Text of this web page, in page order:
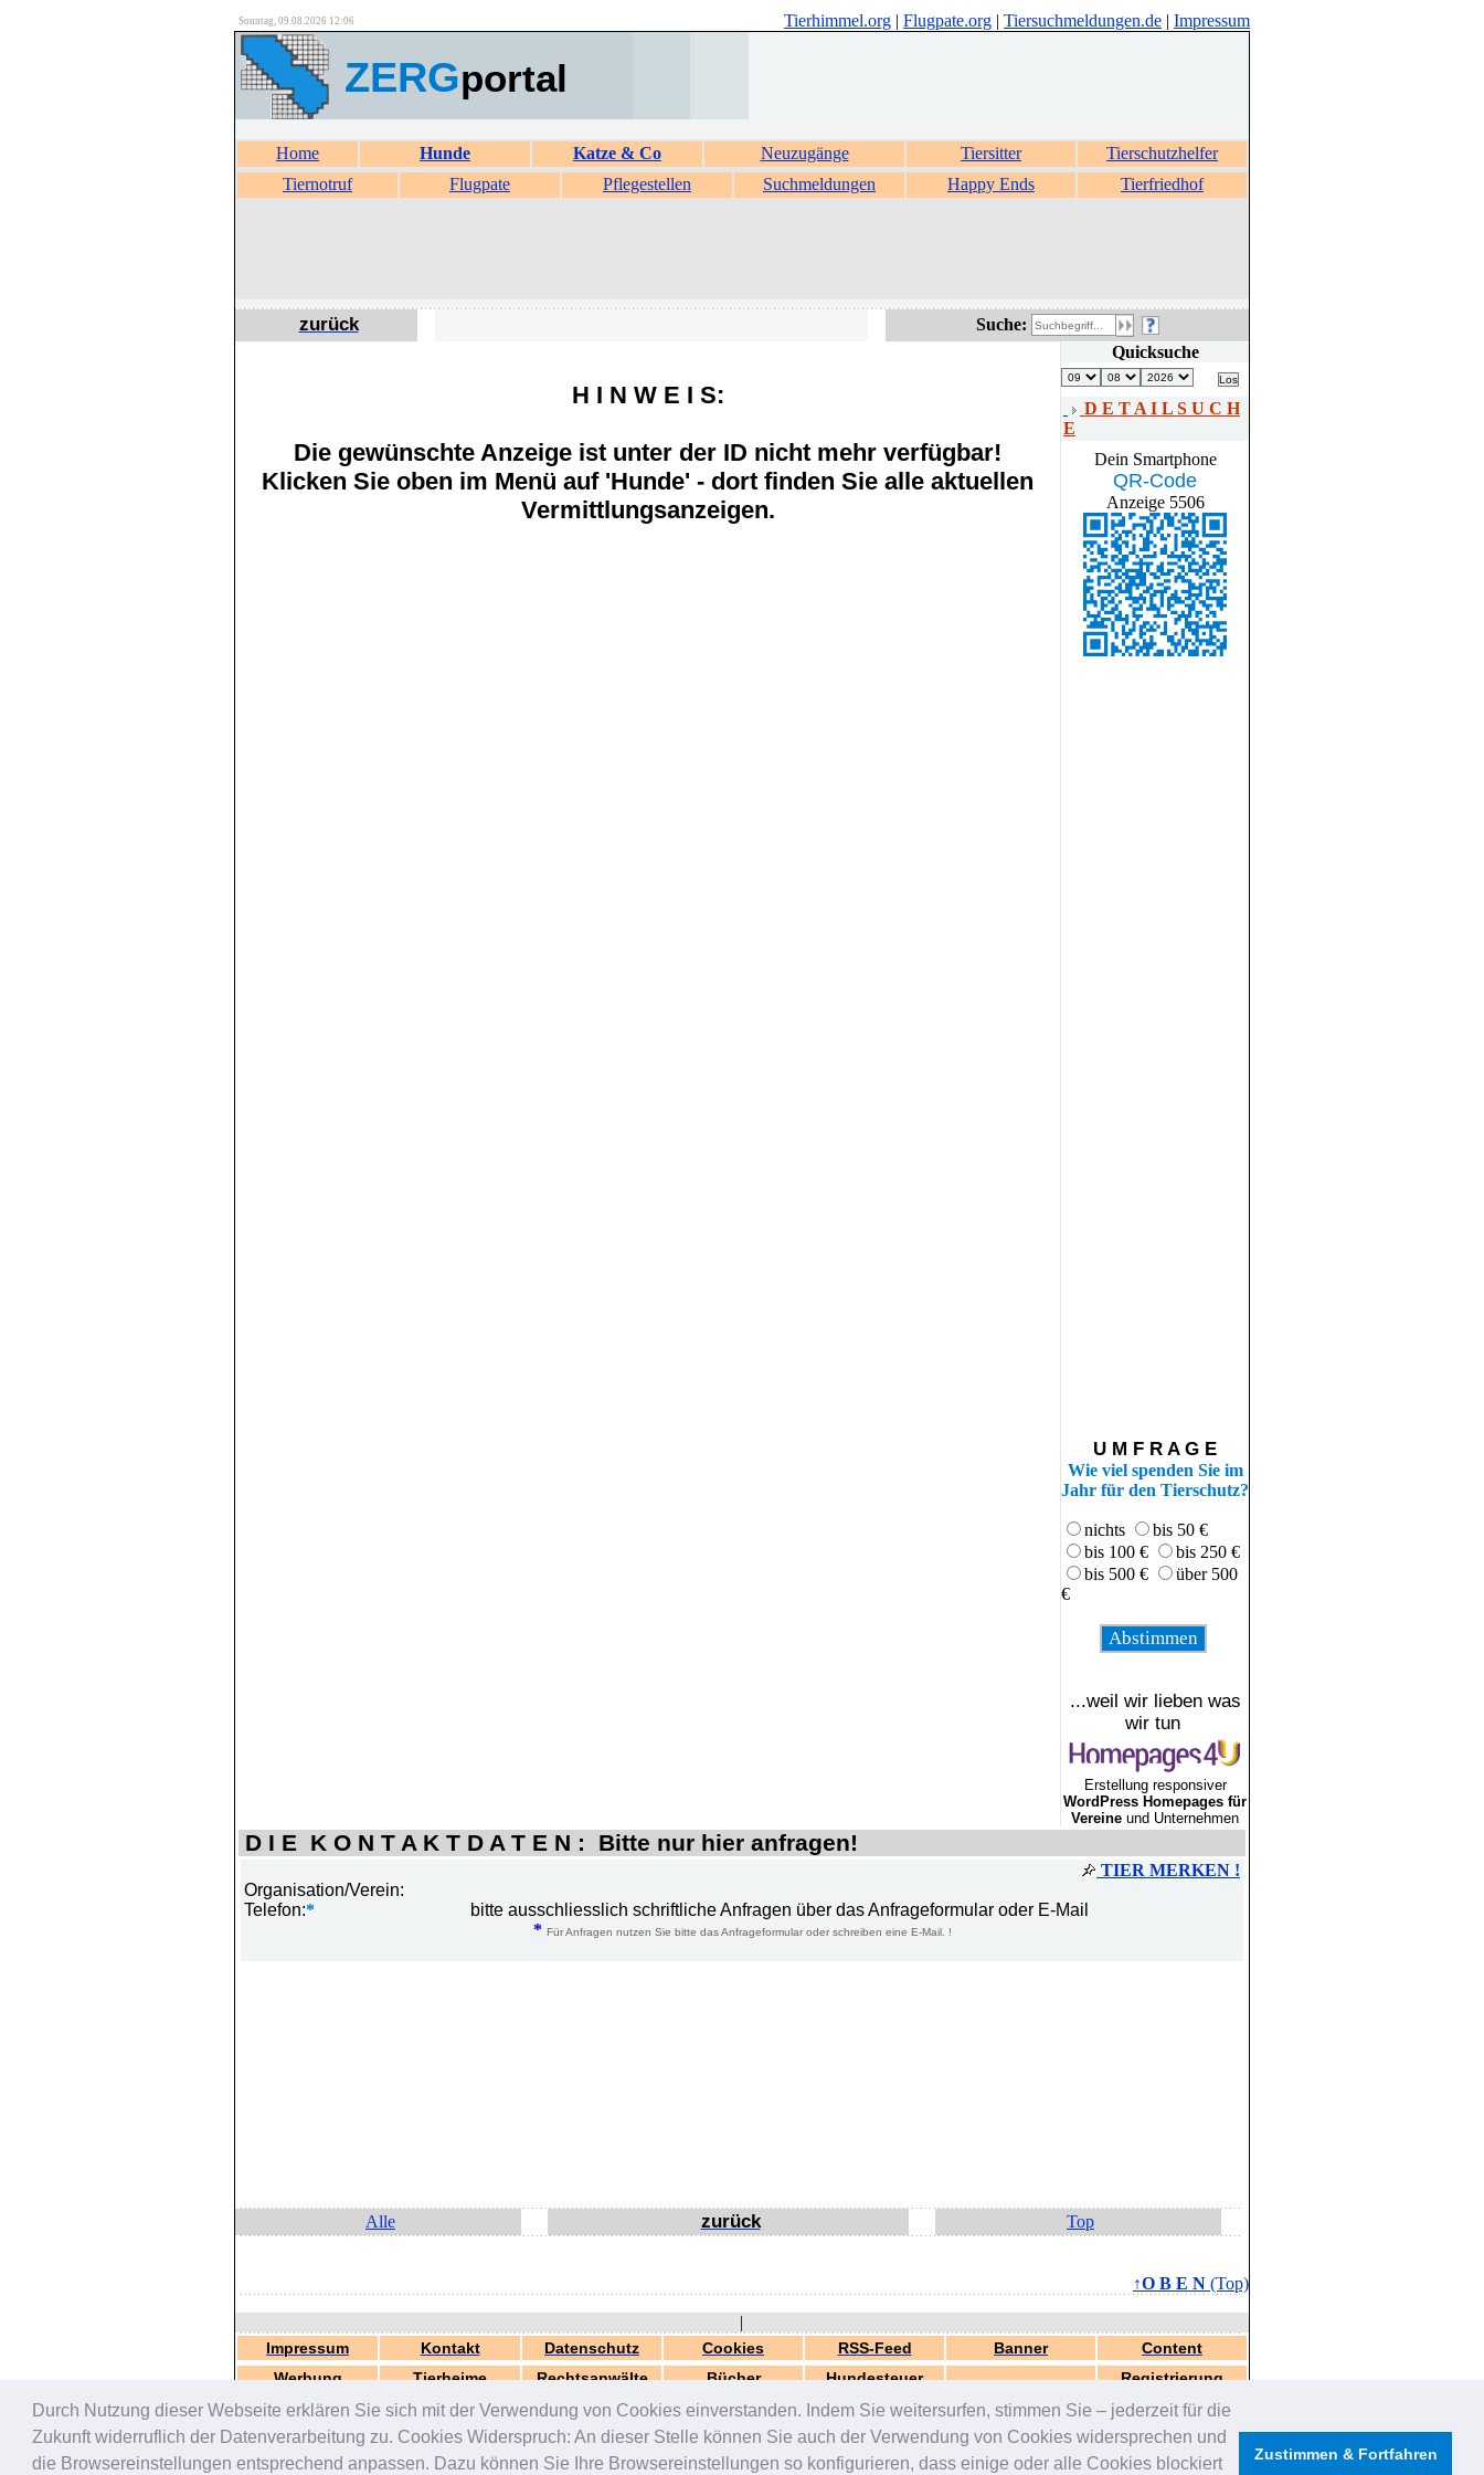
Durch Nutzung dieser Webseite erklären Sie sich mit der Verwendung von Cookies einverstanden. Indem Sie weitersurfen, stimmen Sie – jederzeit für die
Zukunft widerruflich der Datenverarbeitung zu. Cookies Widerspruch: An dieser Stelle können Sie auch der Verwendung von Cookies widersprechen und
die Browsereinstellungen entsprechend anpassen. Dazu können Sie Ihre Browsereinstellungen so konfigurieren, dass einige oder alle Cookies blockiert
Zustimmen & Fortfahren
Sonntag, 09.08.2026 12:06 Tierhimmel.org | Flugpate.org | Tiersuchmeldungen.de | Impressum
ZERGportal
Home Hunde Katze & Co Neuzugänge Tiersitter
Tierschutzhelfer
Tiernotruf
Flugpate Pflegestellen Suchmeldungen Happy Ends Tierfriedhof
zurück Suche:
H I N W E I S:
Die gewünschte Anzeige ist unter der ID nicht mehr verfügbar!
Klicken Sie oben im Menü auf 'Hunde' - dort finden Sie alle aktuellen
Vermittlungsanzeigen.
Quicksuche
D E T A I L S U C H
E
Dein Smartphone
QR-Code
Anzeige 5506
U M F R A G E
Wie viel spenden Sie im
Jahr für den Tierschutz?
nichts
bis 50 €
bis 100 €
bis 250 €
bis 500 €
über 500
€
...weil wir lieben was
wir tun
Erstellung responsiver
WordPress Homepages für
Vereine und Unternehmen
D I E K O N T A K T D A T E N : Bitte nur hier anfragen!
TIER MERKEN !
Organisation/Verein:
Telefon:*
bitte ausschliesslich schriftliche Anfragen über das Anfrageformular oder E-Mail
* Für Anfragen nutzen Sie bitte das Anfrageformular oder schreiben eine E-Mail. !
Alle zurück Top
↑O B E N (Top)
|
Impressum Kontakt Datenschutz Cookies RSS-Feed Banner
Content
Werbung
Tierheime Rechtsanwälte Bücher Hundesteuer Registrierung
generiert in 0.03 Sek.
© 2000-2026 by
ZERGportal